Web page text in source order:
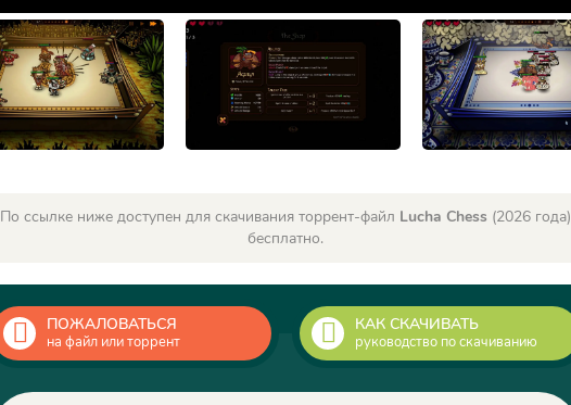
По ссылке ниже доступен для скачивания торрент-файл Lucha Chess (2026 года)
бесплатно.
ПОЖАЛОВАТЬСЯ
на файл или торрент
КАК СКАЧИВАТЬ
руководство по скачиванию